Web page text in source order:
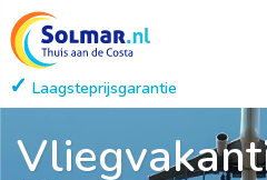
Laagsteprijsgarantie